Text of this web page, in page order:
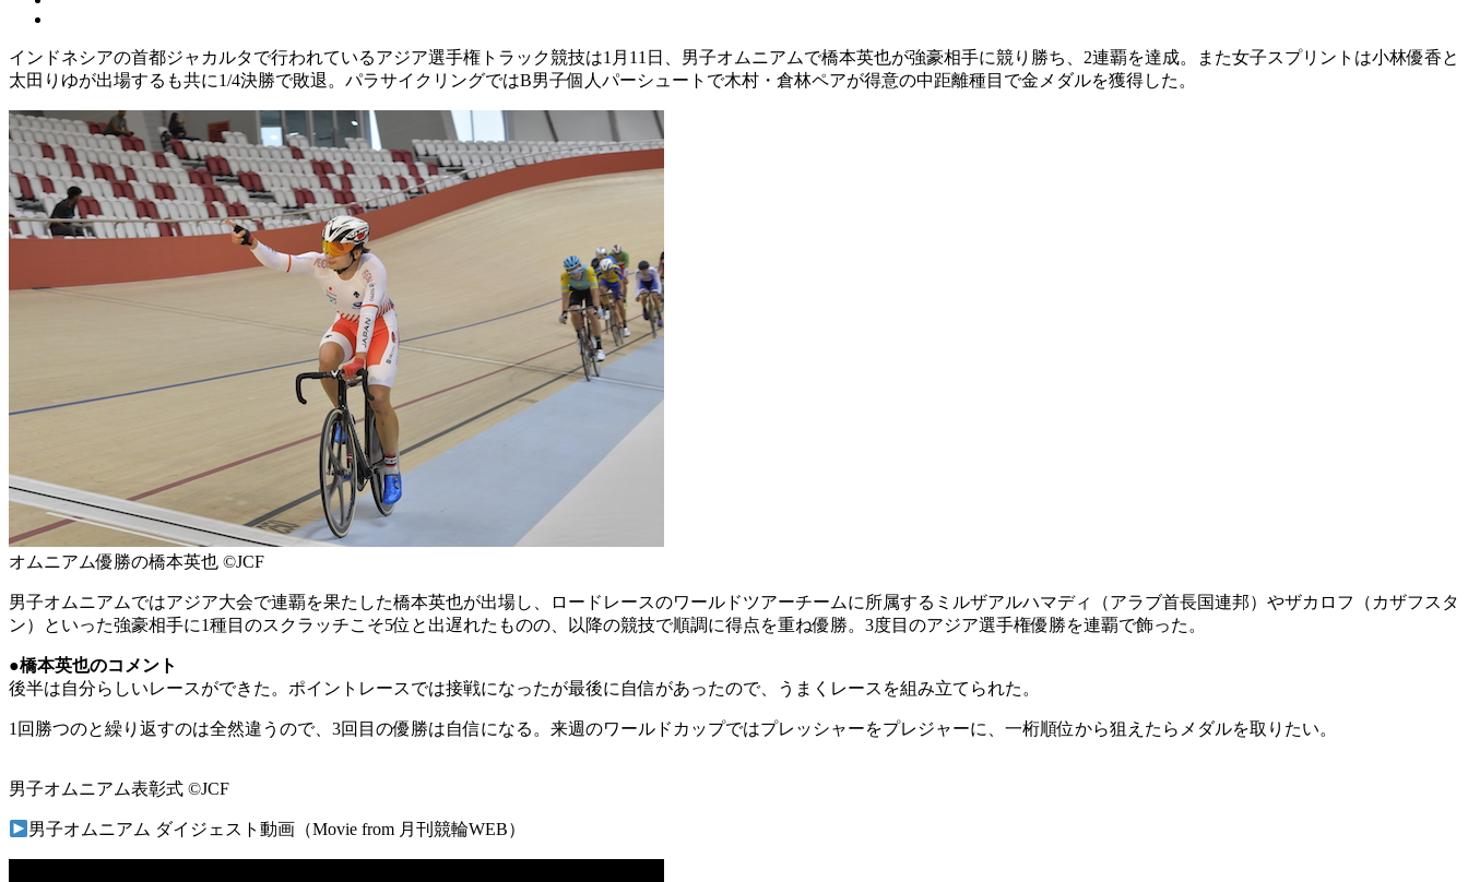
インドネシアの首都ジャカルタで行われているアジア選手権トラック競技は1月11日、男子オムニアムで橋本英也が強豪相手に競り勝ち、2連覇を達成。また女子スプリントは小林優香と
太田りゆが出場するも共に1/4決勝で敗退。パラサイクリングではB男子個人パーシュートで木村・倉林ペアが得意の中距離種目で金メダルを獲得した。
オムニアム優勝の橋本英也 ©JCF
男子オムニアムではアジア大会で連覇を果たした橋本英也が出場し、ロードレースのワールドツアーチームに所属するミルザアルハマディ（アラブ首長国連邦）やザカロフ（カザフスタ
ン）といった強豪相手に1種目のスクラッチこそ5位と出遅れたものの、以降の競技で順調に得点を重ね優勝。3度目のアジア選手権優勝を連覇で飾った。
●橋本英也のコメント
後半は自分らしいレースができた。ポイントレースでは接戦になったが最後に自信があったので、うまくレースを組み立てられた。
1回勝つのと繰り返すのは全然違うので、3回目の優勝は自信になる。来週のワールドカップではプレッシャーをプレジャーに、一桁順位から狙えたらメダルを取りたい。
男子オムニアム表彰式 ©JCF
男子オムニアム ダイジェスト動画（Movie from 月刊競輪WEB）